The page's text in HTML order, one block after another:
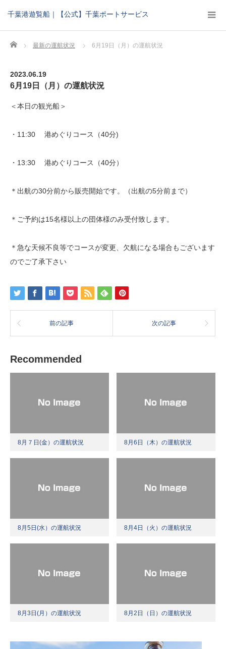
千葉港遊覧船｜【公式】千葉ポートサービス
Home 最新の運航状況 6月19日（月）の運航状況
2023.06.19
6月19日（月）の運航状況
＜本日の観光船＞
・11:30 港めぐりコース（40分)
・13:30 港めぐりコース（40分）
＊出航の30分前から販売開始です。（出航の5分前まで）
＊ご予約は15名様以上の団体様のみ受付致します。
＊急な天候不良等でコースが変更、欠航になる場合もございます
のでご了承下さい
前の記事 次の記事
Recommended
8月７日(金）の運航状況 8月6日（木）の運航状況
8月5日(水）の運航状況 8月4日（火）の運航状況
8月3日(月）の運航状況 8月2日（日）の運航状況